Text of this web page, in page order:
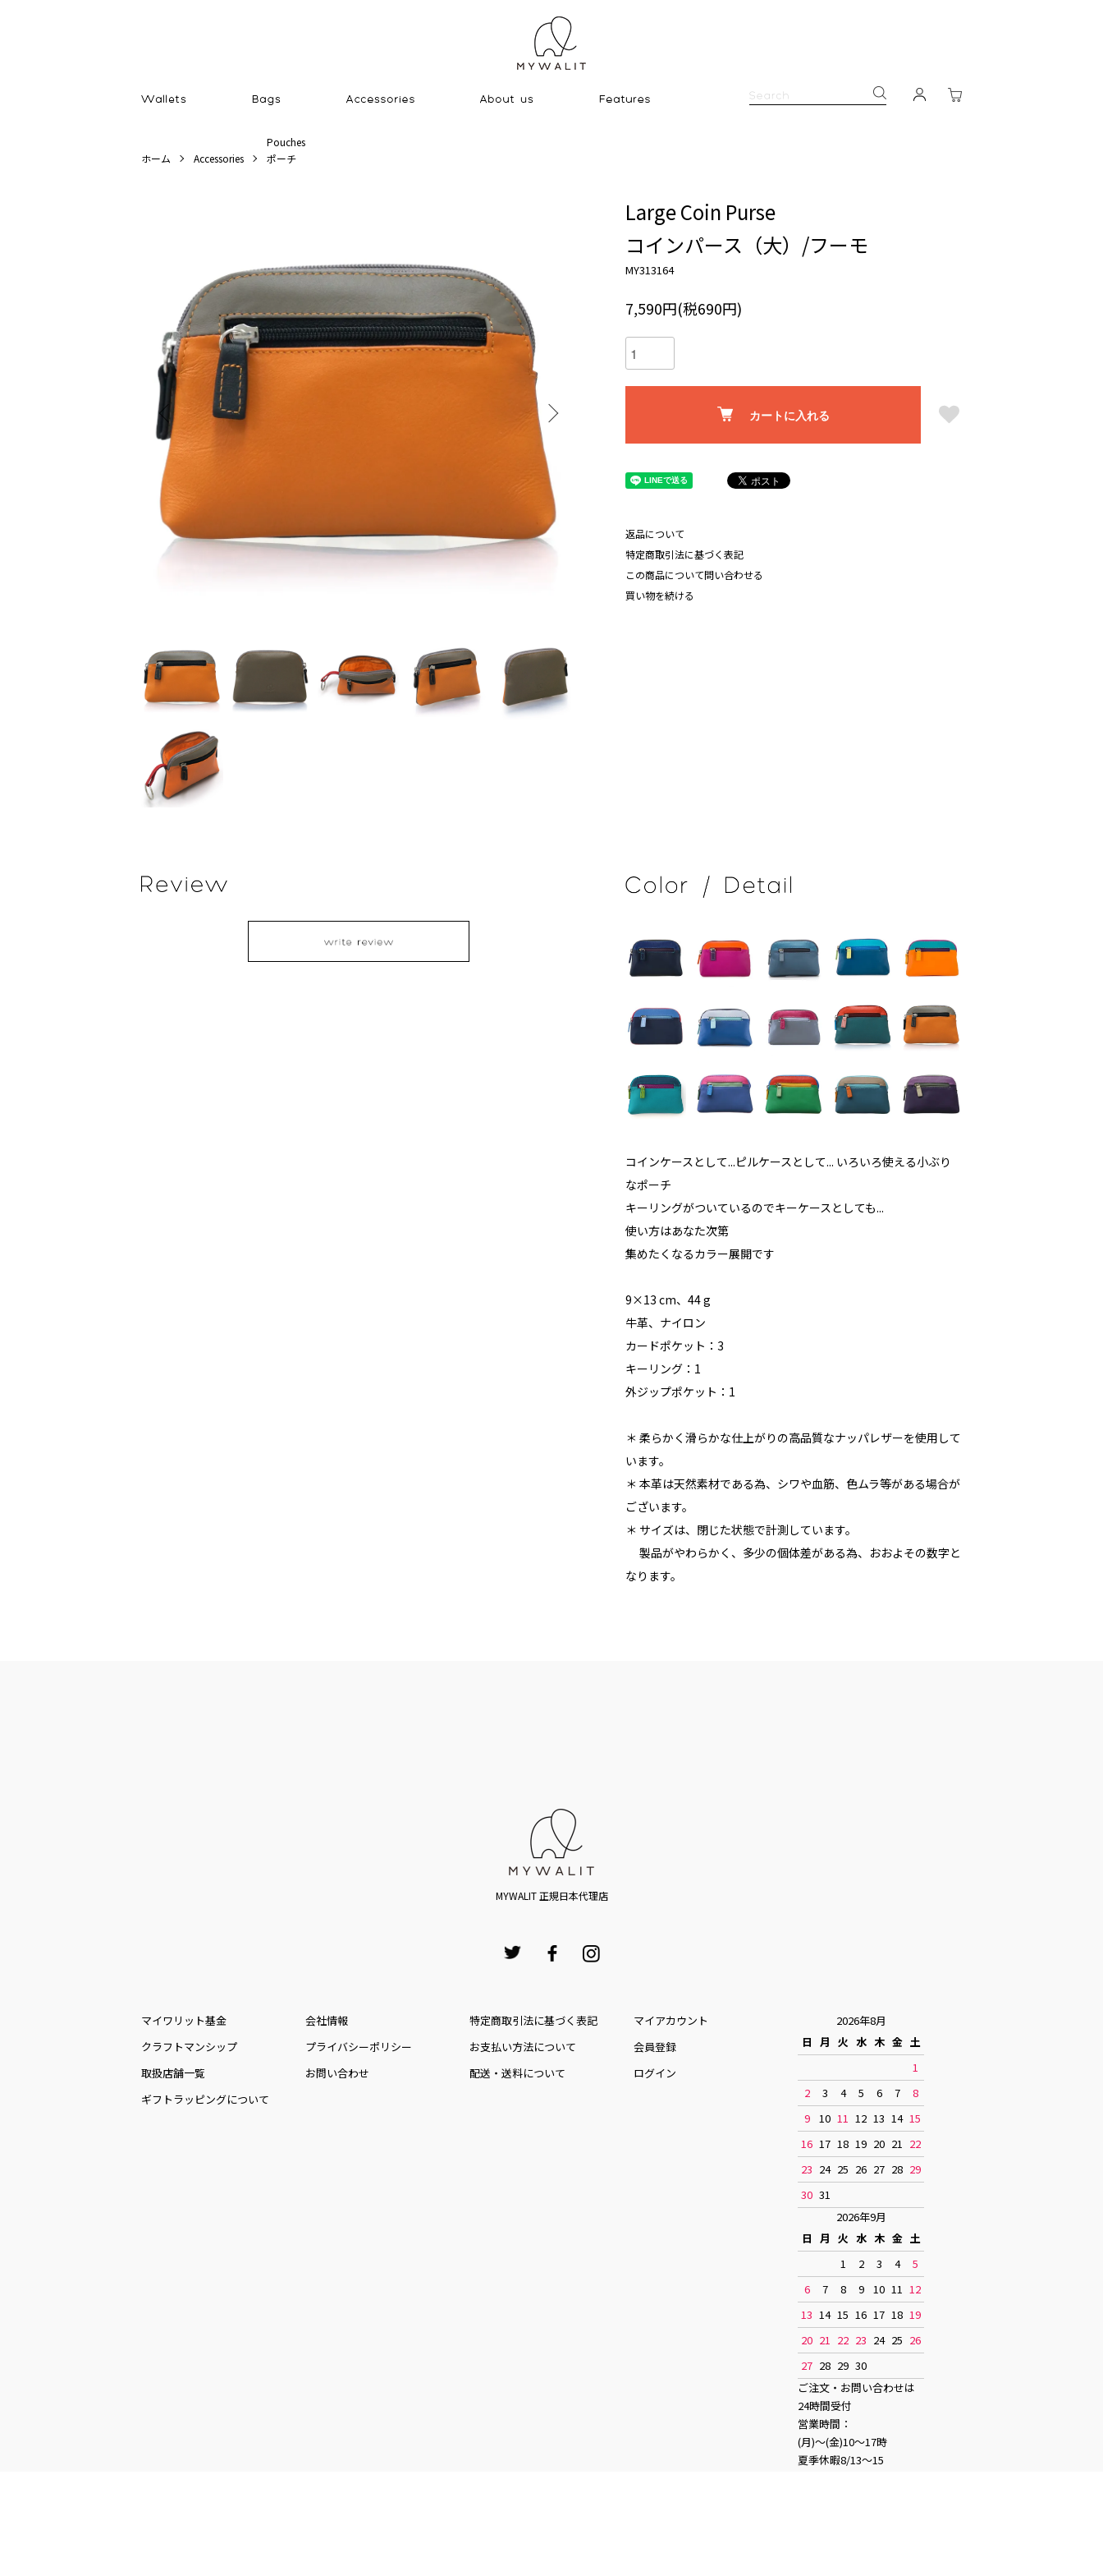
ホーム Accessories
Pouches
ポーチ
Large Coin Purse
コインパース（大）/フーモ
MY313164
7,590円(税690円)
カートに入れる
返品について
特定商取引法に基づく表記
この商品について問い合わせる
買い物を続ける
コインケースとして...ピルケースとして... いろいろ使える小ぶり
なポーチ
キーリングがついているのでキーケースとしても...
使い方はあなた次第
集めたくなるカラー展開です
9×13 cm、44 g
牛革、ナイロン
カードポケット：3
キーリング：1
外ジップポケット：1
＊ 柔らかく滑らかな仕上がりの高品質なナッパレザーを使用して
います。
＊ 本革は天然素材である為、シワや血筋、色ムラ等がある場合が
ございます。
＊ サイズは、閉じた状態で計測しています。
製品がやわらかく、多少の個体差がある為、おおよその数字と
なります。
MYWALIT 正規日本代理店
マイワリット基金
クラフトマンシップ
取扱店舗一覧
ギフトラッピングについて
会社情報
プライバシーポリシー
お問い合わせ
特定商取引法に基づく表記
お⽀払い⽅法について
配送・送料について
マイアカウント
会員登録
ログイン
2026年8月
日 月 火 水 木 金 土
1
2
3 4 5 6 7
8
9
10 11 12 13 14 15
16 17 18 19 20 21 22
23 24 25 26 27 28 29
30 31
2026年9月
日 月 火 水 木 金 土
1
2 3 4
5
6
7 8 9 10 11 12
13 14 15 16 17 18 19
20 21 22 23 24 25 26
27 28 29 30
ご注文・お問い合わせは
24時間受付
営業時間：
(月)〜(金)10〜17時
夏季休暇8/13〜15